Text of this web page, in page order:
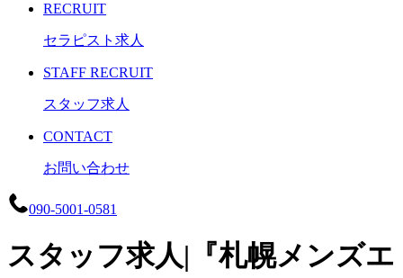
RECRUIT
セラピスト求人
STAFF RECRUIT
スタッフ求人
CONTACT
お問い合わせ
090-5001-0581
スタッフ求人|『札幌メンズエ